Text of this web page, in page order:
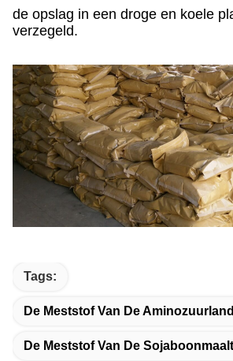
de opslag in een droge en koele
verzegeld.
Tags:
De Meststof Van De
De Meststof Van De